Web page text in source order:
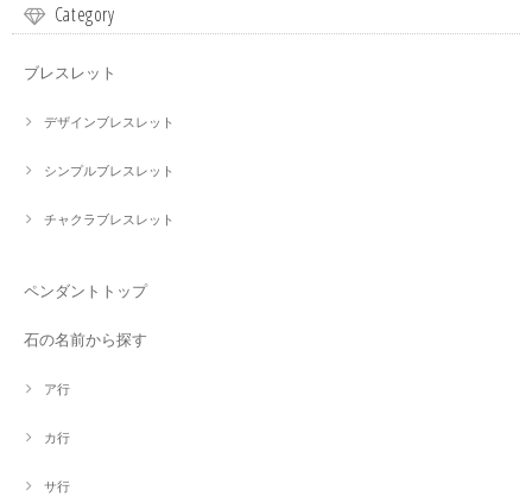
Category
ブレスレット
デザインブレスレット
シンプルブレスレット
チャクラブレスレット
ペンダントトップ
石の名前から探す
ア行
カ行
サ行